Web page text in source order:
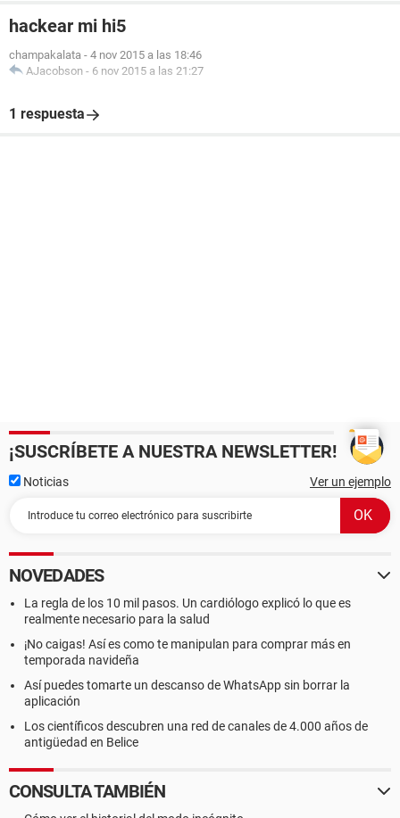
hackear mi hi5
champakalata - 4 nov 2015 a las 18:46
AJacobson - 6 nov 2015 a las 21:27
1 respuesta
¡SUSCRÍBETE A NUESTRA NEWSLETTER!
Noticias Ver un ejemplo
NOVEDADES
La regla de los 10 mil pasos. Un cardiólogo explicó lo que es
realmente necesario para la salud
¡No caigas! Así es como te manipulan para comprar más en
temporada navideña
Así puedes tomarte un descanso de WhatsApp sin borrar la
aplicación
Los científicos descubren una red de canales de 4.000 años de
antigüedad en Belice
CONSULTA TAMBIÉN